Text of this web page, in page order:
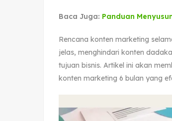
Baca Juga: Panduan
Rencana konten marketing
jelas, menghindari konten
tujuan bisnis. Artikel ini akan
konten marketing 6 bulan yang